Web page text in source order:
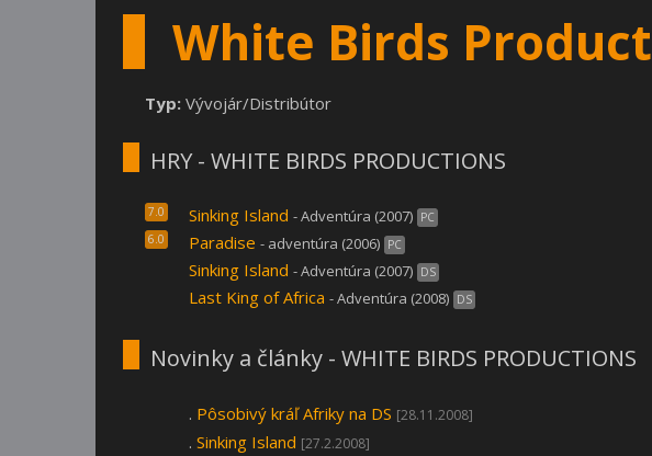
White Birds
Typ: Vývojár/Distribútor
HRY - WHITE BIRDS PRODUCTIONS
Sinking Island - Adventúra (2007) PC
7.0
Paradise - adventúra (2006) PC
6.0
Sinking Island - Adventúra (2007) DS
Last King of Africa - Adventúra (2008) DS
Novinky a články - WHITE BIRDS PRODUCTIONS
. Pôsobivý kráľ Afriky na DS [28.11.2008]
. Sinking Island [27.2.2008]